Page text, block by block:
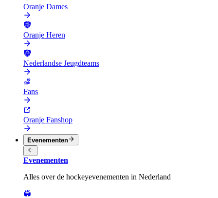
Oranje Dames
Oranje Heren
Nederlandse Jeugdteams
Fans
Oranje Fanshop
Evenementen
Evenementen
Alles over de hockeyevenementen in Nederland